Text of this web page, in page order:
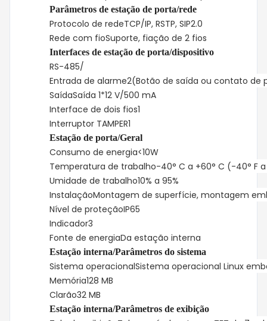
Parâmetros de estação de porta/rede
Protocolo de redeTCP/IP, RSTP, SIP2.0
Rede com fioSuporte, fiação de 2 fios
Interfaces de estação de porta/dispositivo
RS-485/
Entrada de alarme2(Botão de saída ou contato de
SaídaSaída 1*12 V/500 mA
Interface de dois fios1
Interruptor TAMPER1
Estação de porta/Geral
Consumo de energia<10W
Temperatura de trabalho-40° C a +60° C (-40° F a
Umidade de trabalho10% a 95%
InstalaçãoMontagem de superfície, montagem
Nível de proteçãoIP65
Indicador3
Fonte de energiaDa estação interna
Estação interna/Parâmetros do sistema
Sistema operacionalSistema operacional Linux
Memória128 MB
Clarão32 MB
Estação interna/Parâmetros de exibição